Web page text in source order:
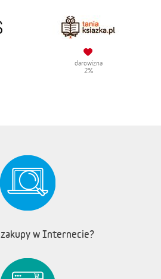
darowizna
2%
zakupy w Internecie?